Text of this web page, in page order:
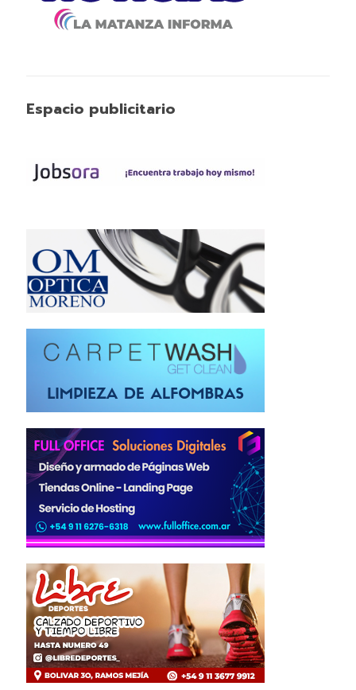
Espacio publicitario